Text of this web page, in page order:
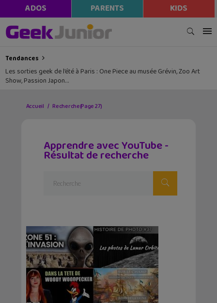
ADOS PARENTS KIDS
Tendances
Les sorties geek de l’été à Paris : One Piece au musée Grévin, Zoo Art
Show, Passion Japon…
Accueil Recherche(Page 27)
Apprendre avec YouTube -
Résultat de recherche